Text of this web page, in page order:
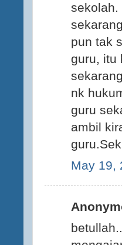
sekolah.
pun tak
guru, itu
nk
guru
ambil
May 19,